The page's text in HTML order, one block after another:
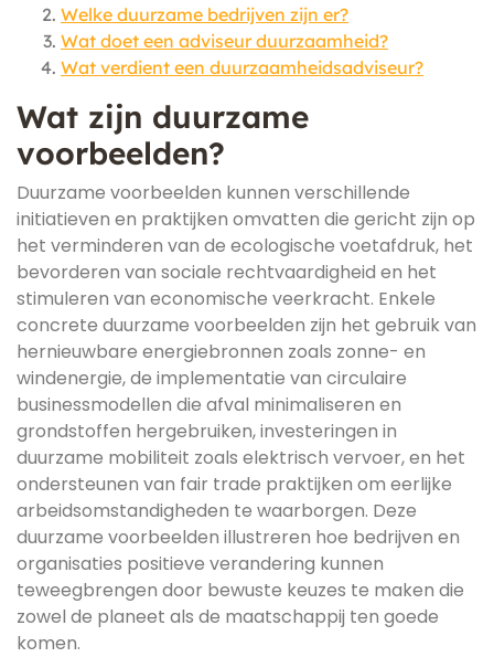
Welke duurzame bedrijven zijn er?
Wat doet een adviseur duurzaamheid?
Wat verdient een duurzaamheidsadviseur?
Wat zijn duurzame
voorbeelden?
Duurzame voorbeelden kunnen verschillende
initiatieven en praktijken omvatten die gericht zijn op
het verminderen van de ecologische voetafdruk, het
bevorderen van sociale rechtvaardigheid en het
stimuleren van economische veerkracht. Enkele
concrete duurzame voorbeelden zijn het gebruik van
hernieuwbare energiebronnen zoals zonne- en
windenergie, de implementatie van circulaire
businessmodellen die afval minimaliseren en
grondstoffen hergebruiken, investeringen in
duurzame mobiliteit zoals elektrisch vervoer, en het
ondersteunen van fair trade praktijken om eerlijke
arbeidsomstandigheden te waarborgen. Deze
duurzame voorbeelden illustreren hoe bedrijven en
organisaties positieve verandering kunnen
teweegbrengen door bewuste keuzes te maken die
zowel de planeet als de maatschappij ten goede
komen.